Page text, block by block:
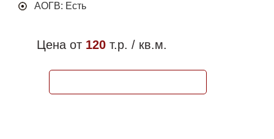
АОГВ: Есть
Цена от 120 т.р. / кв.м.